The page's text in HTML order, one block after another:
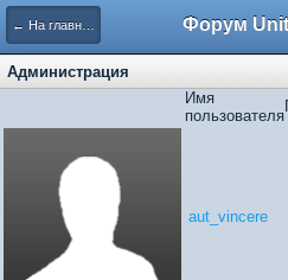
← На главную
Администрация
Имя
пользователя
aut_vincere